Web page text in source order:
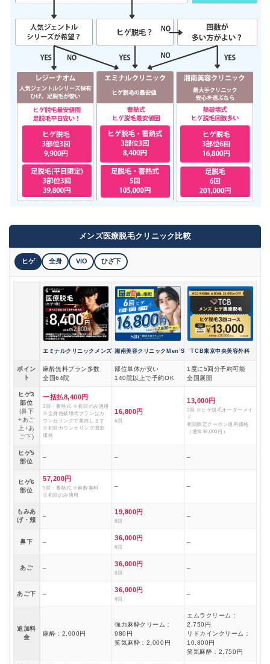
メンズ医療脱毛クリニック比較
ヒゲ 全身 VIO ひざ下
エミナルクリニックメンズ 湘南美容クリニックMen’S TCB東京中央美容外科
ポイン
ト
麻酔無料プラン多数
全国64院
部位単体が安い
140院以上で予約OK
1度に5回分予約可能
全国展開
ヒゲ3
部位
(鼻下
+あご
上+あ
ご下)
一括払8,400円
3回・蓄熱式 ※初回のみ適用
※全身熱破壊式プランはカ
ウンセリングで案内します
※初回カウンセリング限定
価格
16,800円
6回
13,000円
3回 ※ヒゲ脱毛オーダーメイ
ド
初回限定クーポン適用価格
（通常38,000円）
ヒゲ5
部位
– – –
ヒゲ6
部位
57,200円
5回・蓄熱式 ※麻酔無料
※初回のみ適用
– –
もみあ
げ・頬
–
19,800円
6回
–
鼻下 –
36,000円
6回
–
あご –
36,000円
6回
–
あご下 –
36,000円
6回
–
追加料
金
麻酔：2,000円
強力麻酔クリーム：
980円
笑気麻酔：2,000円
エムラクリーム：
2,750円
リドカインクリーム：
10,800円
笑気麻酔：2,750円